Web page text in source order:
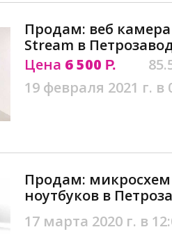
Продам: веб камера
Stream в
Цена 6 500 Р.
19 февраля 2021 г. в
Продам:
ноутбуков в
17 марта 2020 г. в